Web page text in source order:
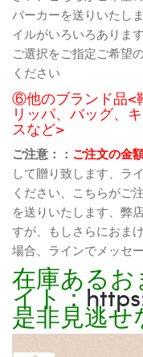
パーカーを送りいたし
イルがいろいろありま
ご選択をご指定ご希望
ください
⑥他のブランド品<
リッパ、バッグ、
スなど>
ご注意：： ご注文の金
して贈り致します、ラ
ください、こちらがご
を送りいたします、弊
すが、もしさらにおま
場合、ラインでメッセ
在庫ある
イト：
是非見逃